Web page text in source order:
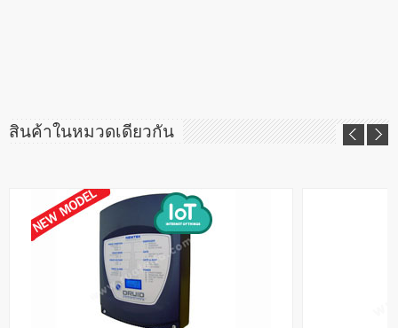
สินค้าในหมวดเดียวกัน